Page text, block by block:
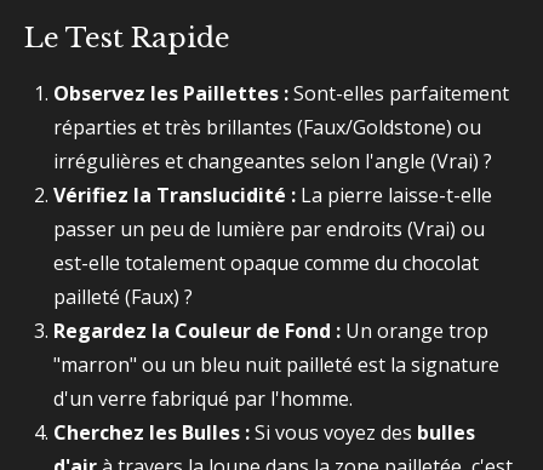
Le Test Rapide
Observez les Paillettes :Sont-elles parfaitement
réparties et très brillantes (Faux/Goldstone) ou
irrégulières et changeantes selon l'angle (Vrai) ?
Vérifiez la Translucidité : La pierre laisse-t-elle
passer un peu de lumière par endroits (Vrai) ou
est-elle totalement opaque comme du chocolat
pailleté (Faux) ?
Regardez la Couleur de Fond : Un orange trop
"marron" ou un bleu nuit pailleté est la signature
d'un verre fabriqué par l'homme.
Cherchez les Bulles :Si vous voyez des bulles